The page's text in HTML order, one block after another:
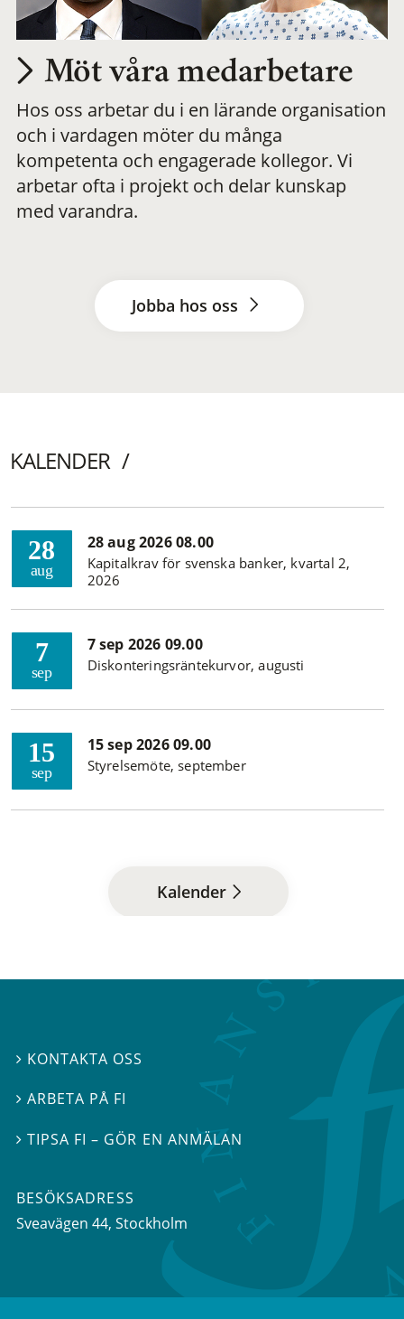
Möt våra medarbetare
Hos oss arbetar du i en lärande organisation
och i vardagen möter du många
kompetenta och engagerade kollegor. Vi
arbetar ofta i projekt och delar kunskap
med varandra.
Jobba hos oss
KALENDER
28
aug
28 aug 2026 08.00
Kapitalkrav för svenska banker, kvartal 2,
2026
7
sep
7 sep 2026 09.00
Diskonteringsräntekurvor, augusti
15
sep
15 sep 2026 09.00
Styrelsemöte, september
Kalender
 KONTAKTA OSS
ARBETA PÅ FI
TIPSA FI – GÖR EN ANMÄLAN
BESÖKSADRESS
Sveavägen 44, Stockholm